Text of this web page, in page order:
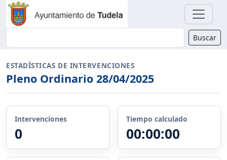
Buscador Buscar
ESTADÍSTICAS DE INTERVENCIONES
Pleno Ordinario 28/04/2025
Intervenciones
0
Tiempo calculado
00:00:00